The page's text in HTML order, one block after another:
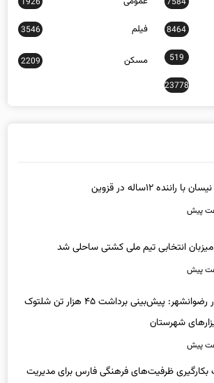
8464 فیلم 3546
519
2209
23778
راننده ۱۲ساله در قزوین
شهرستان
ظرفیت‌های فرهنگی فارس برای مدیریت
تاکید بر همراهی همگانی در پویش ۲۵ درجه